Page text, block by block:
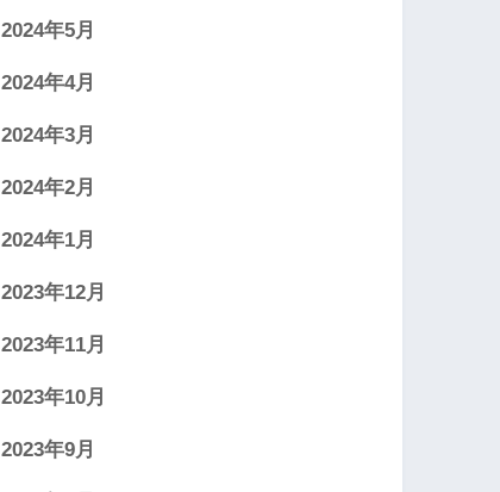
2024年5月
2024年4月
2024年3月
2024年2月
2024年1月
2023年12月
2023年11月
2023年10月
2023年9月